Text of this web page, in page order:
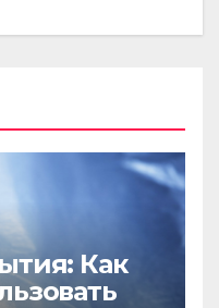
Как